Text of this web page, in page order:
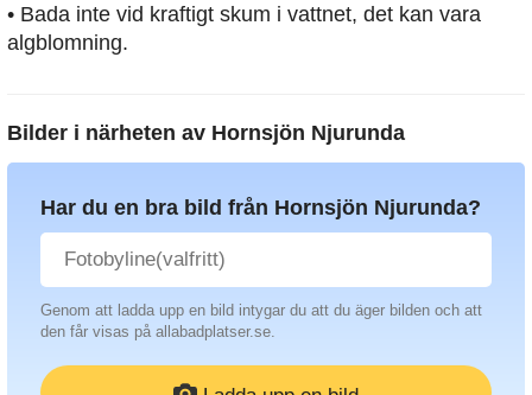
• Bada inte vid kraftigt skum i vattnet, det kan vara
algblomning.
Bilder i närheten av Hornsjön Njurunda
Har du en bra bild från Hornsjön Njurunda?
Genom att ladda upp en bild intygar du att du äger bilden och att
den får visas på allabadplatser.se.